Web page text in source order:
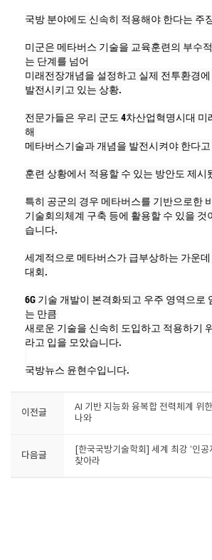
국방 분야에도 신속히 적용해야 한다는 주
미군은 메타버스 기술을 교육훈련의 부수
는 단계를 넘어
미래전장개념을 설정하고 실제 전투환경
발전시키고 있는 상황.
전문가들은 우리 군도 4차산업혁명시대 미
해
메타버스기술과 개념을 발전시켜야 한다
훈련 상황에서 적용할 수 있는 방안도 제시
특히 공군의 경우 메타버스를 기반으로한
기술회의체계 구축 등에 활용할 수 있을 것
습니다.
세계적으로 메타버스가 급부상하는 가운
대회.
6G 기술 개발이 본격화되고 우주 영역으로
는 만큼
새로운 기술을 신속히 도입하고 적용하기
라고 입을 모았습니다.
국방뉴스 윤현수입니다.
이전글
AI 기반 지능화 융복합 전력체계 위
나와
다음글
[한국국방기술학회] 세계 최강 ‘인
찾아라